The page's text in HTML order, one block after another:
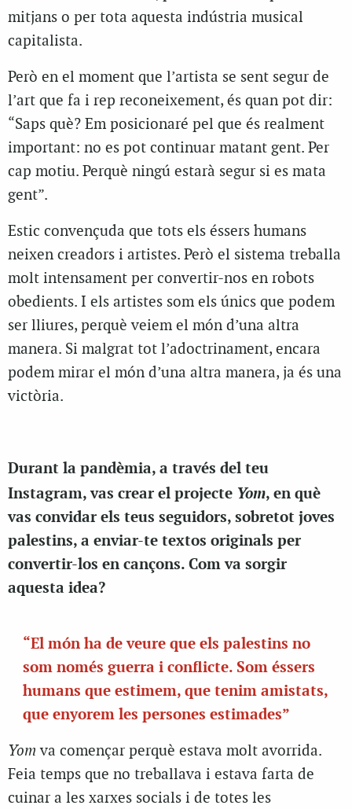
mitjans o per tota aquesta indústria musical
capitalista.
Però en el moment que l’artista se sent segur de
l’art que fa i rep reconeixement, és quan pot dir:
“Saps què? Em posicionaré pel que és realment
important: no es pot continuar matant gent. Per
cap motiu. Perquè ningú estarà segur si es mata
gent”.
Estic convençuda que tots els éssers humans
neixen creadors i artistes. Però el sistema treballa
molt intensament per convertir-nos en robots
obedients. I els artistes som els únics que podem
ser lliures, perquè veiem el món d’una altra
manera. Si malgrat tot l’adoctrinament, encara
podem mirar el món d’una altra manera, ja és una
victòria.
Durant la pandèmia, a través del teu
Instagram, vas crear el projecte Yom, en què
vas convidar els teus seguidors, sobretot joves
palestins, a enviar-te textos originals per
convertir-los en cançons. Com va sorgir
aquesta idea?
“El món ha de veure que els palestins no
som només guerra i conflicte. Som éssers
humans que estimem, que tenim amistats,
que enyorem les persones estimades”
Yom va començar perquè estava molt avorrida.
Feia temps que no treballava i estava farta de
cuinar a les xarxes socials i de totes les